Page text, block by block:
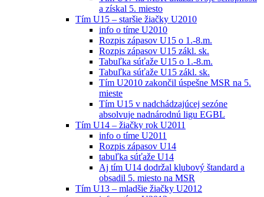
a získal 5. miesto
Tím U15 – staršie žiačky U2010
info o tíme U2010
Rozpis zápasov U15 o 1.-8.m.
Rozpis zápasov U15 zákl. sk.
Tabuľka súťaže U15 o 1.-8.m.
Tabuľka súťaže U15 zákl. sk.
Tím U2010 zakončil úspešne MSR na 5.
mieste
Tím U15 v nadchádzajúcej sezóne
absolvuje nadnárodnú ligu EGBL
Tím U14 – žiačky rok U2011
info o tíme U2011
Rozpis zápasov U14
tabuľka súťaže U14
Aj tím U14 dodržal klubový štandard a
obsadil 5. miesto na MSR
Tím U13 – mladšie žiačky U2012